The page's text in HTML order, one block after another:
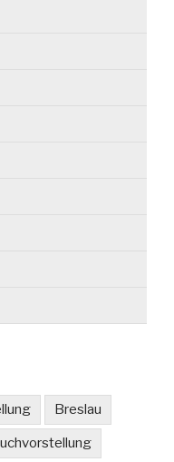
Breslau